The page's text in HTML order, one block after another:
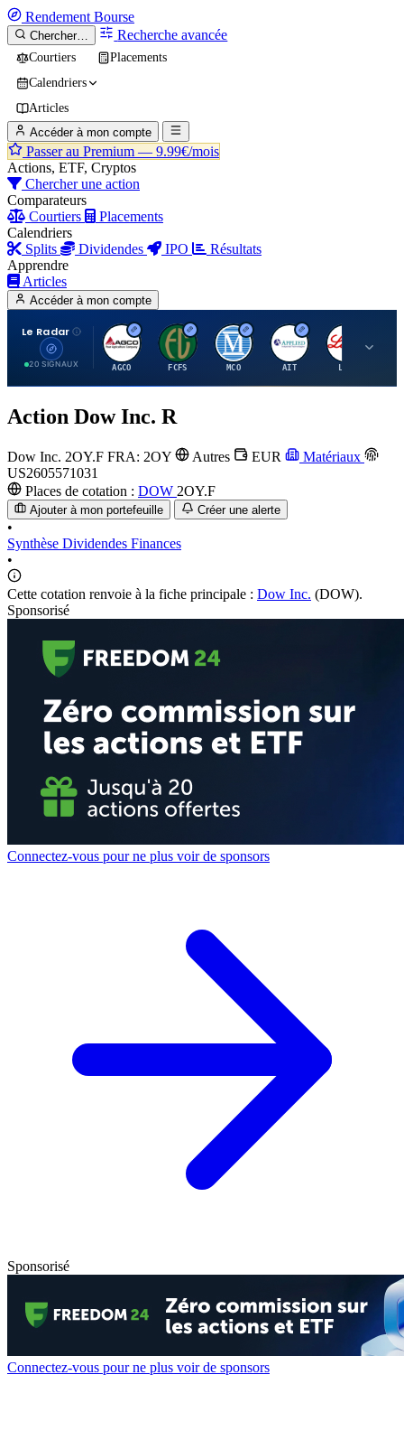
Rendement Bourse
Chercher… Recherche avancée
Courtiers
Placements
Calendriers
Articles
Accéder à mon compte
Passer au Premium — 9.99€/mois
Actions, ETF, Cryptos
Chercher une action
Comparateurs
Courtiers
Placements
Calendriers
Splits
Dividendes IPO
Résultats
Apprendre
Articles
Accéder à mon compte
Le Radar
20 SIGNAUX
A
AGCO
F
FCFS
M
MCO
A
AIT
Action Dow Inc. R
Dow Inc. 2OY.F FRA: 2OY Autres EUR
Matériaux
US2605571031
Places de cotation : DOW 2OY.F
Ajouter à mon portefeuille Créer une alerte
•
Synthèse Dividendes Finances
•
Cette cotation renvoie à la fiche principale : Dow Inc. (DOW).
Sponsorisé
Connectez-vous pour ne plus voir de sponsors
Sponsorisé
Connectez-vous pour ne plus voir de sponsors